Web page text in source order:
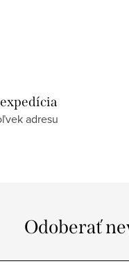
adresu
Odoberať